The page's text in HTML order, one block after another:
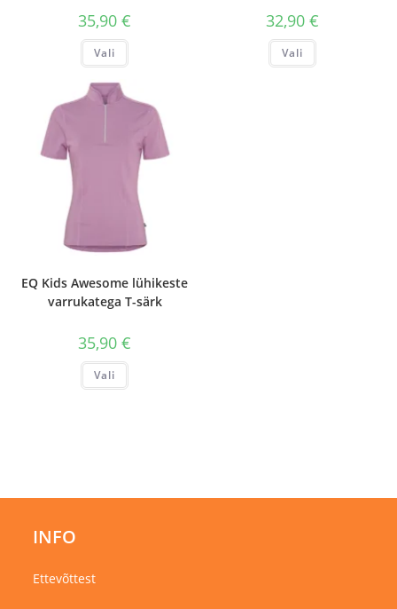
35,90€
Vali
Sellel
on
varianti.
Valikuid
tootelehel.
32,90 €
Vali
Sellel
on
EQ Kids Awesome lühikeste
varrukatega T-särk
35,90€
Vali
Sellel
on
INFO
Ettevõttest